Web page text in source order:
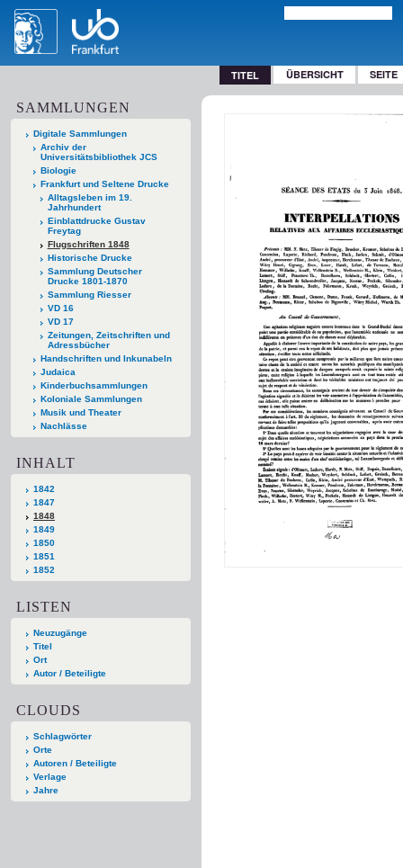
TITEL ÜBERSICHT SEITE
SAMMLUNGEN
Digitale Sammlungen
Archiv der
Universitätsbibliothek JCS
Biologie
Frankfurt und Seltene Drucke
Alltagsleben im 19.
Jahrhundert
Einblattdrucke Gustav
Freytag
Flugschriften 1848
Historische Drucke
Sammlung Deutscher
Drucke 1801-1870
Sammlung Riesser
VD 16
VD 17
Zeitungen, Zeitschriften und
Adressbücher
Handschriften und Inkunabeln
Judaica
Kinderbuchsammlungen
Koloniale Sammlungen
Musik und Theater
Nachlässe
INHALT
1842
1847
1848
1849
1850
1851
1852
LISTEN
Neuzugänge
Titel
Ort
Autor / Beteiligte
CLOUDS
Schlagwörter
Orte
Autoren / Beteiligte
Verlage
Jahre